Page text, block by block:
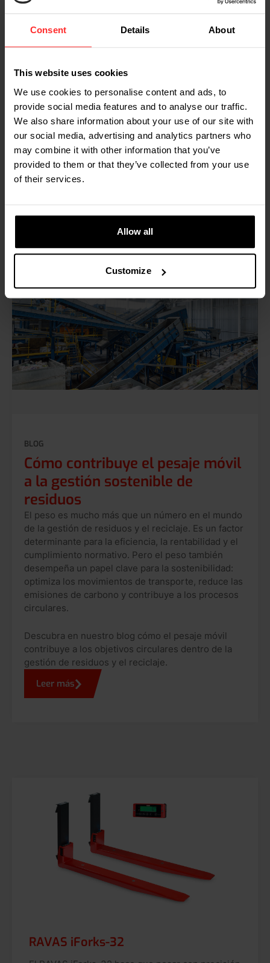
Consent Details About
This website uses cookies
We use cookies to personalise content and ads, to
provide social media features and to analyse our traffic.
We also share information about your use of our site with
our social media, advertising and analytics partners who
may combine it with other information that you’ve
provided to them or that they’ve collected from your use
of their services.
Allow all
Customize
a más de dos décadas. Cada día utilizan 15 sistemas
básculas móviles, una carretilla elevadora con
iForks y una transpaleta manual. Dado que los
comerciales, todos ellos se someten a una
calibración anual. ¿Qué ventajas obtiene PreZero?
Tiempo, flexibilidad, reducción de errores y mucho
más.
Lea la historia completa de PreZero y descubra las
numerosas ventajas del pesaje móvil en la gestión
de residuos y el reciclaje.
BLOG
Cómo contribuye el pesaje móvil
a la gestión sostenible de
residuos
El peso es mucho más que un número en el mundo
de la gestión de residuos y el reciclaje. Es un factor
determinante para la eficiencia, la rentabilidad y el
cumplimiento normativo. Pero el peso también
desempeña un papel clave para la sostenibilidad:
optimiza los movimientos de transporte, reduce las
emisiones de carbono y contribuye a los procesos
circulares.
Descubra en nuestro blog cómo el pesaje móvil
contribuye a los objetivos circulares dentro de la
gestión de residuos y el reciclaje.
Leer más
RAVAS iForks-32